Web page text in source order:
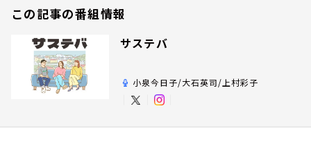
この記事の番組情報
サステバ
小泉今日子/大石英司/上村彩子